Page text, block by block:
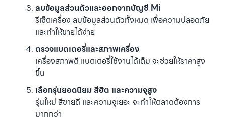
ลบข้อมูลส่วนตัวและออกจากบัญชี Mi
รีเซ็ตเครื่อง ลบข้อมูลส่วนตัวทั้งหมด เพื่อความปลอดภัย
และทำให้ขายได้ง่าย
ตรวจแบตเตอรี่และสภาพเครื่อง
เครื่องสภาพดี แบตเตอรี่ใช้งานได้เต็ม จะช่วยให้ราคาสูง
ขึ้น
เลือกรุ่นยอดนิยม สีฮิต และความจุสูง
รุ่นใหม่ สีขายดี และความจุเยอะ จะทำให้ตลาดต้องการ
มากกว่า